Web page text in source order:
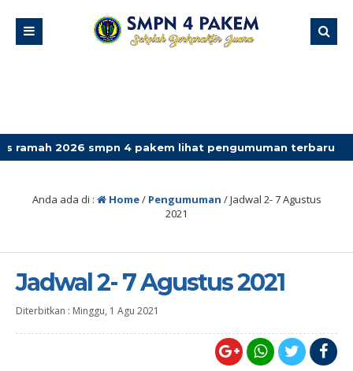
smpn 4 pakem lihat pengumuman terbaru
Anda ada di : Home/ Pengumuman /Jadwal 2- 7 Agustus
2021
Jadwal 2- 7 Agustus 2021
Diterbitkan : Minggu, 1 Agu 2021